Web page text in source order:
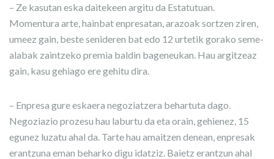
– Ze kasutan eska daitekeen argitu da Estatutuan.
Momentura arte, hainbat enpresatan, arazoak sortzen ziren,
umeez gain, beste senideren bat edo 12 urtetik gorako seme-
alabak zaintzeko premia baldin bageneukan. Hau argitzeaz
gain, kasu gehiago ere gehitu dira.
– Enpresa gure eskaera negoziatzera behartuta dago.
Negoziazio prozesu hau laburtu da eta orain, gehienez, 15
egunez luzatu ahal da. Tarte hau amaitzen denean, enpresak
erantzuna eman beharko digu idatziz. Baietz erantzun ahal